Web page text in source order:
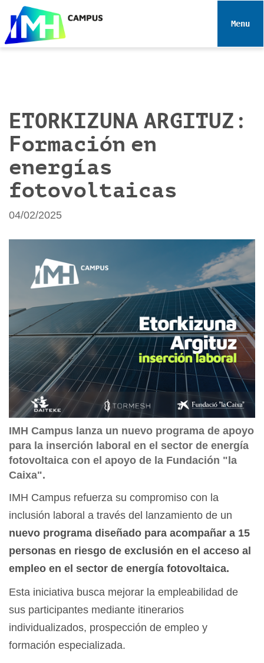
e
Toggle
ETORKIZUNA ARGITUZ:
Formación en
energías
fotovoltaicas
04/02/2025
IMH Campus lanza un nuevo programa de apoyo
para la inserción laboral en el sector de energía
fotovoltaica con el apoyo de la Fundación "la
Caixa".
IMH Campus refuerza su compromiso con la
inclusión laboral a través del lanzamiento de un
nuevo programa diseñado para acompañar a 15
personas en riesgo de exclusión en el acceso al
empleo en el sector de energía fotovoltaica.
Esta iniciativa busca mejorar la empleabilidad de
sus participantes mediante itinerarios
individualizados, prospección de empleo y
formación especializada.